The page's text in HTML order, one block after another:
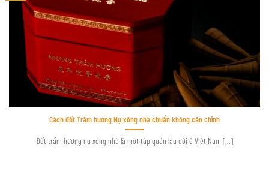
Cách đốt Trầm hương Nụ xông nhà chuẩn không cần chỉnh
Đốt trầm hương nụ xông nhà là một tập quán lâu đời ở Việt Nam [...]